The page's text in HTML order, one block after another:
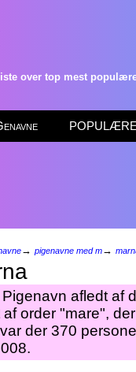
over top mest
POPULÆRE
→ pigenavne med m→
Pigenavn afledt af
af order "mare",
der 370